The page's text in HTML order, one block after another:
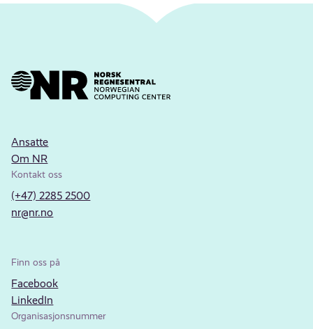
Ansatte
Om NR
Kontakt oss
(+47) 2285 2500
nr@nr.no
Finn oss på
Facebook
LinkedIn
Organisasjonsnummer